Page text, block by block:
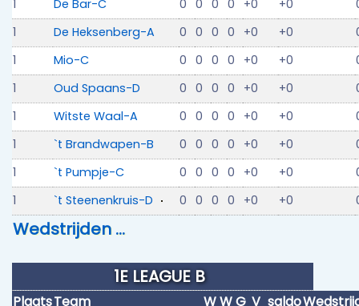
1
De Bar-C 0 0 0 0 +0 +0
1
De Heksenberg-A 0 0 0 0 +0 +0
1
Mio-C 0 0 0 0 +0 +0
1
Oud Spaans-D 0 0 0 0 +0 +0
1
Witste Waal-A 0 0 0 0 +0 +0
1
`t Brandwapen-B 0 0 0 0 +0 +0
1
`t Pumpje-C 0 0 0 0 +0 +0
1
`t Steenenkruis-D 0 0 0 0 +0 +0
Wedstrijden …
1E LEAGUE B
PlaatsTeam WWG V saldo